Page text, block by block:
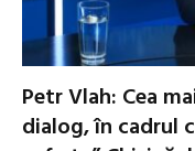
Petr Vlah: Cea
dialog, în cadrul